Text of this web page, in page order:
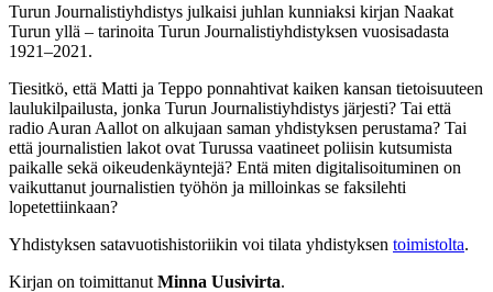
Turun Journalistiyhdistys julkaisi juhlan kunniaksi kirjan Naakat
Turun yllä – tarinoita Turun Journalistiyhdistyksen vuosisadasta
1921–2021.
Tiesitkö, että Matti ja Teppo ponnahtivat kaiken kansan tietoisuuteen
laulukilpailusta, jonka Turun Journalistiyhdistys järjesti? Tai että
radio Auran Aallot on alkujaan saman yhdistyksen perustama? Tai
että journalistien lakot ovat Turussa vaatineet poliisin kutsumista
paikalle sekä oikeudenkäyntejä? Entä miten digitalisoituminen on
vaikuttanut journalistien työhön ja milloinkas se faksilehti
lopetettiinkaan?
Yhdistyksen satavuotishistoriikin voi tilata yhdistyksen toimistolta.
Kirjan on toimittanut Minna Uusivirta.